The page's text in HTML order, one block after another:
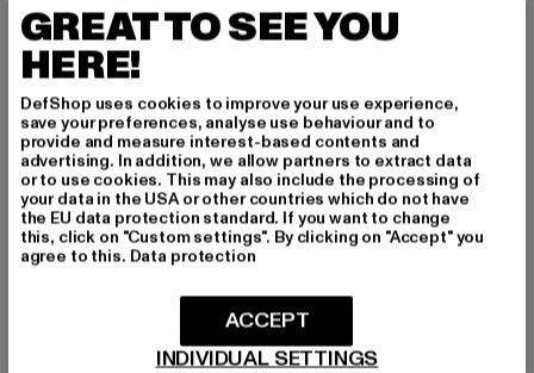
ANOTHER COTTON LAB
Knit
49,83 EUR
Derzeitiger Preis: 49,83 EUR
55,99 EUR
ANOTHER COTTON LAB
-13% -23%
GREAT TO SEE YOU
HERE!
DefShop uses cookies to improve your use experience,
save your preferences, analyse use behaviour and to
provide and measure interest-based contents and
advertising. In addition, we allow partners to extract data
or to use cookies. This may also include the processing of
your data in the USA or other countries which do not have
the EU data protection standard. If you want to change
this, click on "Custom settings". By clicking on "Accept" you
agree to this. Data protection
INDIVIDUAL SETTINGS
ACCEPT